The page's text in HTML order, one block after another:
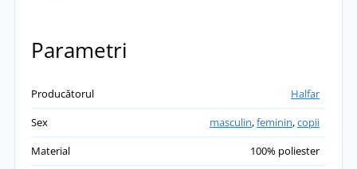
Parametri
Producătorul
Halfar
Sex
masculin,feminin,copii
Material
100% poliester